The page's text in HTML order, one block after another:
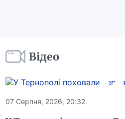
Відео
07 Серпня, 2026, 20:32